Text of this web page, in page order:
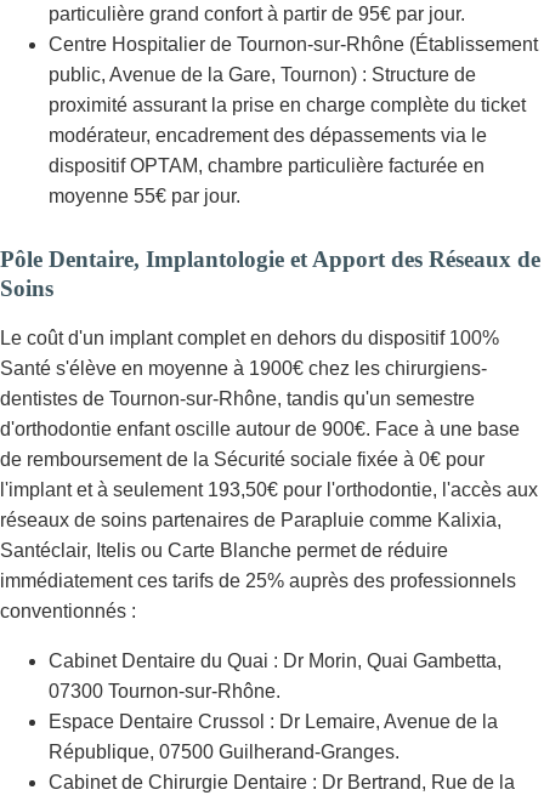
particulière grand confort à partir de 95€ par jour.
Centre Hospitalier de Tournon-sur-Rhône (Établissement
public, Avenue de la Gare, Tournon) : Structure de
proximité assurant la prise en charge complète du ticket
modérateur, encadrement des dépassements via le
dispositif OPTAM, chambre particulière facturée en
moyenne 55€ par jour.
Pôle Dentaire, Implantologie et Apport des Réseaux de
Soins
Le coût d'un implant complet en dehors du dispositif 100%
Santé s'élève en moyenne à 1900€ chez les chirurgiens-
dentistes de Tournon-sur-Rhône, tandis qu'un semestre
d'orthodontie enfant oscille autour de 900€. Face à une base
de remboursement de la Sécurité sociale fixée à 0€ pour
l'implant et à seulement 193,50€ pour l'orthodontie, l'accès aux
réseaux de soins partenaires de Parapluie comme Kalixia,
Santéclair, Itelis ou Carte Blanche permet de réduire
immédiatement ces tarifs de 25% auprès des professionnels
conventionnés :
Cabinet Dentaire du Quai : Dr Morin, Quai Gambetta,
07300 Tournon-sur-Rhône.
Espace Dentaire Crussol : Dr Lemaire, Avenue de la
République, 07500 Guilherand-Granges.
Cabinet de Chirurgie Dentaire : Dr Bertrand, Rue de la